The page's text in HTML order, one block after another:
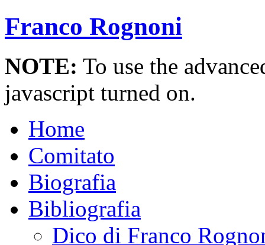
Franco Rognoni
NOTE: To use the
javascript turned on.
Home
Comitato
Biografia
Bibliografia
Dico di Franco